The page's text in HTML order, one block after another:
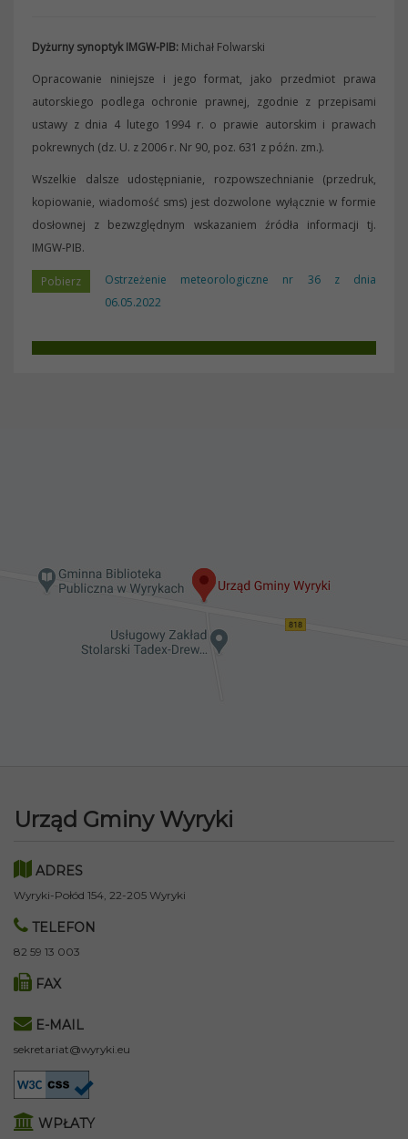
Dyżurny synoptyk IMGW-PIB: Michał Folwarski
Opracowanie niniejsze i jego format, jako przedmiot prawa
autorskiego podlega ochronie prawnej, zgodnie z przepisami
ustawy z dnia 4 lutego 1994 r. o prawie autorskim i prawach
pokrewnych (dz. U. z 2006 r. Nr 90, poz. 631 z późn. zm.).
Wszelkie dalsze udostępnianie, rozpowszechnianie (przedruk,
kopiowanie, wiadomość sms) jest dozwolone wyłącznie w formie
dosłownej z bezwzględnym wskazaniem źródła informacji tj.
IMGW-PIB.
Ostrzeżenie meteorologiczne nr 36 z dnia
06.05.2022
Urząd Gminy Wyryki
ADRES
Wyryki-Połód 154, 22-205 Wyryki
TELEFON
82 59 13 003
FAX
E-MAIL
sekretariat@wyryki.eu
WPŁATY